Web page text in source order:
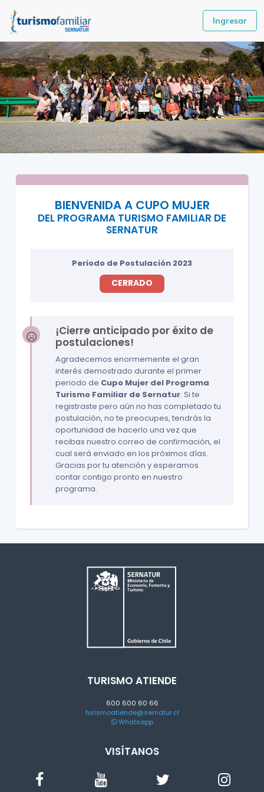
Ingresar
BIENVENIDA A CUPO MUJER
DEL PROGRAMA TURISMO FAMILIAR DE
SERNATUR
Periodo de Postulación 2023
CERRADO
¡Cierre anticipado por éxito de
postulaciones!
Agradecemos enormemente el gran
interés demostrado durante el primer
periodo de Cupo Mujer del Programa
Turismo Familiar de Sernatur. Si te
registraste pero aún no has completado tu
postulación, no te preocupes, tendrás la
oportunidad de hacerlo una vez que
recibas nuestro correo de confirmación, el
cual será enviado en los próximos días.
Gracias por tu atención y esperamos
contar contigo pronto en nuestro
programa.
TURISMO ATIENDE
600 600 60 66
turismoatiende@sernatur.cl
Whatsapp
VISÍTANOS